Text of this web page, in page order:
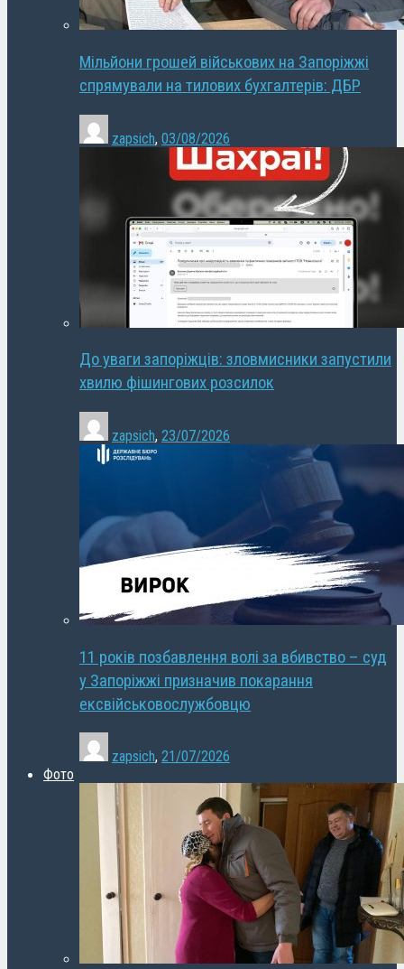
Мільйони грошей військових на Запоріжжі
спрямували на тилових бухгалтерів: ДБР
zapsich, 03/08/2026
До уваги запоріжців: зловмисники запустили
хвилю фішингових розсилок
zapsich, 23/07/2026
11 років позбавлення волі за вбивство – суд
у Запоріжжі призначив покарання
ексвійськовослужбовцю
zapsich, 21/07/2026
Фото